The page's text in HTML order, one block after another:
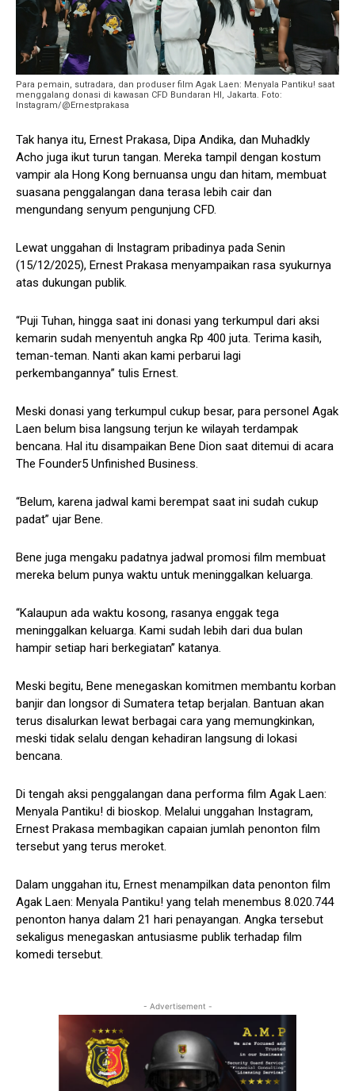
Para pemain, sutradara, dan produser film Agak Laen: Menyala Pantiku! saat
menggalang donasi di kawasan CFD Bundaran HI, Jakarta. Foto:
Instagram/@Ernestprakasa
Tak hanya itu, Ernest Prakasa, Dipa Andika, dan Muhadkly
Acho juga ikut turun tangan. Mereka tampil dengan kostum
vampir ala Hong Kong bernuansa ungu dan hitam, membuat
suasana penggalangan dana terasa lebih cair dan
mengundang senyum pengunjung CFD.
Lewat unggahan di Instagram pribadinya pada Senin
(15/12/2025), Ernest Prakasa menyampaikan rasa syukurnya
atas dukungan publik.
“Puji Tuhan, hingga saat ini donasi yang terkumpul dari aksi
kemarin sudah menyentuh angka Rp 400 juta. Terima kasih,
teman-teman. Nanti akan kami perbarui lagi
perkembangannya” tulis Ernest.
Meski donasi yang terkumpul cukup besar, para personel Agak
Laen belum bisa langsung terjun ke wilayah terdampak
bencana. Hal itu disampaikan Bene Dion saat ditemui di acara
The Founder5 Unfinished Business.
“Belum, karena jadwal kami berempat saat ini sudah cukup
padat” ujar Bene.
Bene juga mengaku padatnya jadwal promosi film membuat
mereka belum punya waktu untuk meninggalkan keluarga.
“Kalaupun ada waktu kosong, rasanya enggak tega
meninggalkan keluarga. Kami sudah lebih dari dua bulan
hampir setiap hari berkegiatan” katanya.
Meski begitu, Bene menegaskan komitmen membantu korban
banjir dan longsor di Sumatera tetap berjalan. Bantuan akan
terus disalurkan lewat berbagai cara yang memungkinkan,
meski tidak selalu dengan kehadiran langsung di lokasi
bencana.
Di tengah aksi penggalangan dana performa film Agak Laen:
Menyala Pantiku! di bioskop. Melalui unggahan Instagram,
Ernest Prakasa membagikan capaian jumlah penonton film
tersebut yang terus meroket.
Dalam unggahan itu, Ernest menampilkan data penonton film
Agak Laen: Menyala Pantiku! yang telah menembus 8.020.744
penonton hanya dalam 21 hari penayangan. Angka tersebut
sekaligus menegaskan antusiasme publik terhadap film
komedi tersebut.
- Advertisement -